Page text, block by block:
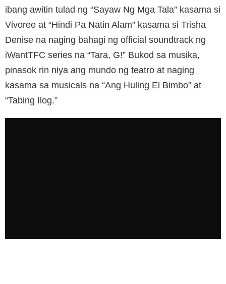
ibang awitin tulad ng “Sayaw Ng Mga Tala” kasama si
Vivoree at “Hindi Pa Natin Alam” kasama si Trisha
Denise na naging bahagi ng official soundtrack ng
iWantTFC series na “Tara, G!” Bukod sa musika,
pinasok rin niya ang mundo ng teatro at naging
kasama sa musicals na “Ang Huling El Bimbo” at
“Tabing Ilog.”